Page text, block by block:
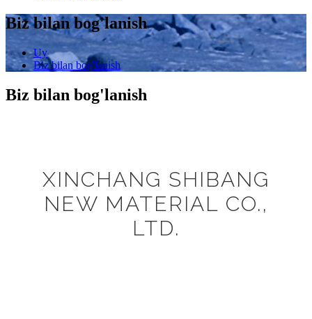
Biz bilan bog'lanish
Uy
Biz bilan bog'lanish
Biz bilan bog'lanish
XINCHANG SHIBANG
NEW MATERIAL CO.,
LTD.